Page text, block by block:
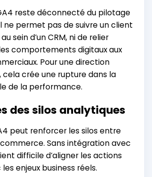
reste déconnecté du pilotage
ne permet pas de suivre un client
sein d’un CRM, ni de relier
comportements digitaux aux
Pour une direction
crée une rupture dans la
de la performance.
des silos analytiques
peut renforcer les silos entre
Sans intégration avec
difficile d’aligner les actions
enjeux business réels.